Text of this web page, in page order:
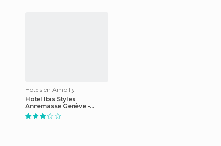
Hotéis en Ambilly
Hotel Ibis Styles
Annemasse Genève -
Breakfast Included